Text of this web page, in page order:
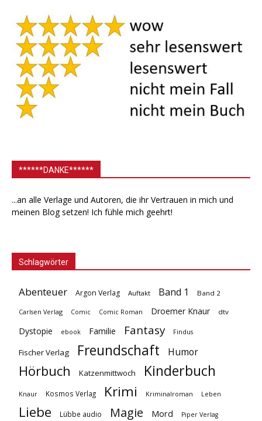
******DANKE******
...an alle Verlage und Autoren, die ihr Vertrauen in mich und
meinen Blog setzen! Ich fühle mich geehrt!
Schlagwörter
Abenteuer Argon Verlag Auftakt Band 1 Band 2
Carlsen Verlag Comic Comic Roman Droemer Knaur dtv
Dystopie ebook Familie Fantasy Findus
Fischer Verlag Freundschaft Humor
Hörbuch Katzenmittwoch Kinderbuch
Knaur Kosmos Verlag Krimi Kriminalroman Leben
Liebe Lübbe audio Magie Mord Piper Verlag